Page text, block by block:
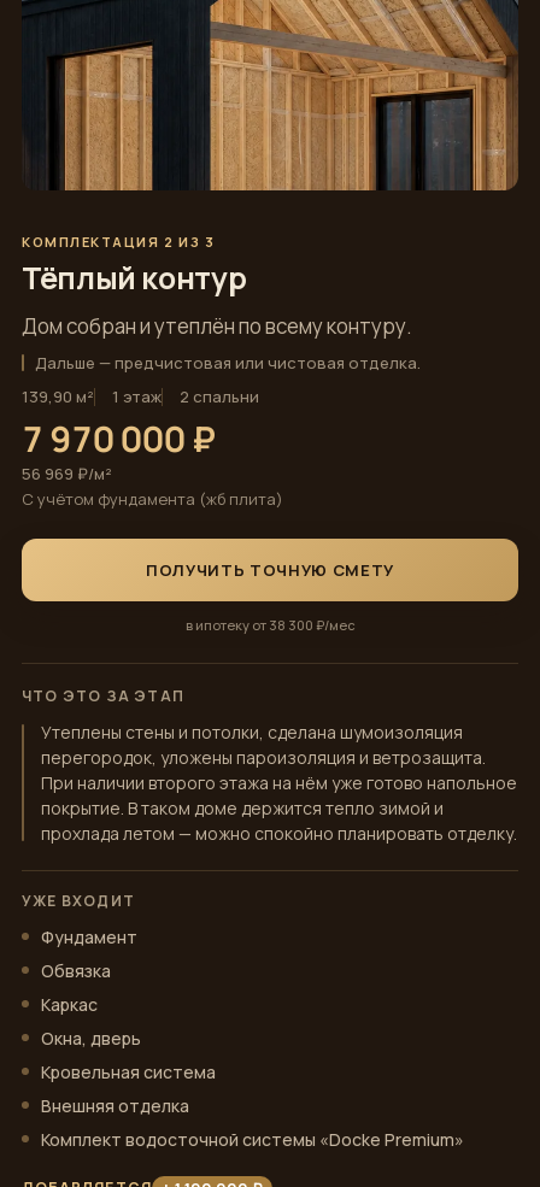
КОМПЛЕКТАЦИЯ 2 ИЗ 3
Тёплый контур
Дом собран и утеплён по всему контуру.
Дальше — предчистовая или чистовая отделка.
139,90 м²
1 этаж 2 спальни
7 970 000 ₽
56 969 ₽/м²
С учётом фундамента (жб плита)
ПОЛУЧИТЬ ТОЧНУЮ СМЕТУ
в ипотеку от 38 300 ₽/мес
ЧТО ЭТО ЗА ЭТАП
Утеплены стены и потолки, сделана шумоизоляция
перегородок, уложены пароизоляция и ветрозащита.
При наличии второго этажа на нём уже готово напольное
покрытие. В таком доме держится тепло зимой и
прохлада летом — можно спокойно планировать отделку.
УЖЕ ВХОДИТ
Фундамент
Обвязка
Каркас
Окна, дверь
Кровельная система
Внешняя отделка
Комплект водосточной системы «Docke Premium»